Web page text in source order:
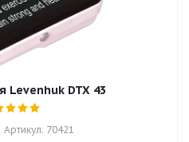
Levenhuk DTX 43
Артикул: 70421